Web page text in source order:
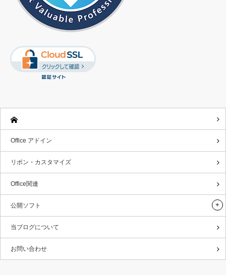
Office アドイン
リボン・カスタマイズ
Office関連
公開ソフト
当ブログについて
お問い合わせ